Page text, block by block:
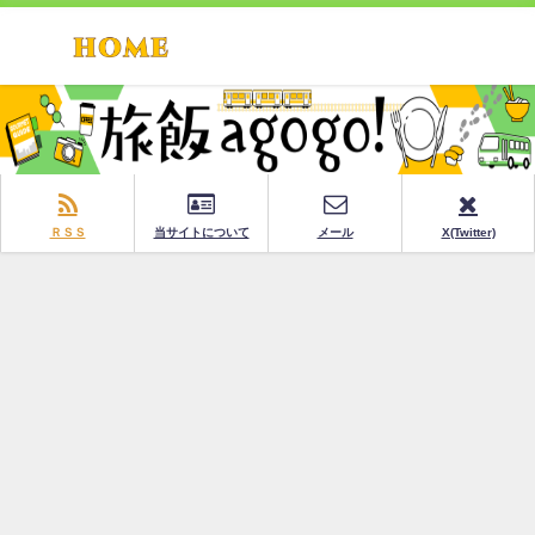
ＲＳＳ 当サイトについて メール X(Twitter)